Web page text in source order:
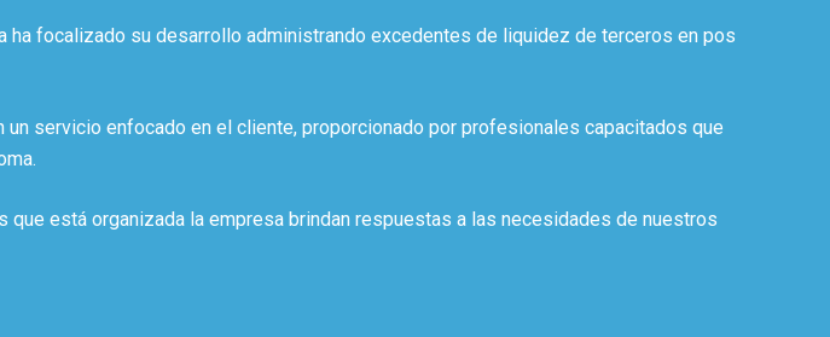
focalizado su desarrollo administrando excedentes de liquidez de terceros en pos
servicio enfocado en el cliente, proporcionado por profesionales capacitados que
está organizada la empresa brindan respuestas a las necesidades de nuestros